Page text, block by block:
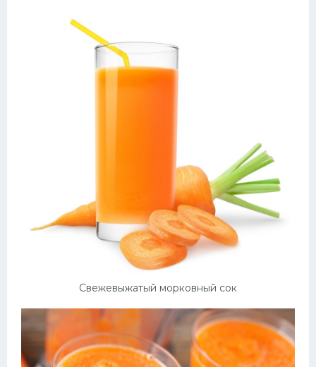
Свежевыжатый морковный сок